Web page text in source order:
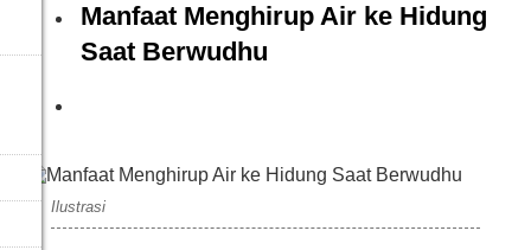
Manfaat Menghirup Air ke Hidung
Saat Berwudhu
Ilustrasi